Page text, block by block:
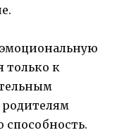
только к
способность.